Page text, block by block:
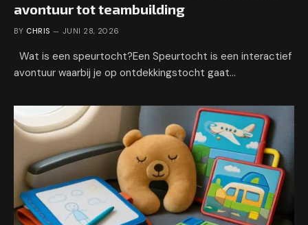
avontuur tot teambuilding
BY CHRIS JUNI 28, 2026
Wat is een speurtocht?Een Speurtocht is een interactief
avontuur waarbij je op ontdekkingstocht gaat…